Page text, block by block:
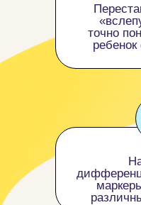
точно